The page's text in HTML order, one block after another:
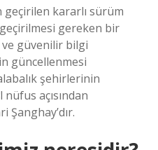
geçirilen kararlı sürüm
gereken bir
güvenilir bilgi
güncellenmesi
şehirlerinin
açısından
Şanghay’dır.